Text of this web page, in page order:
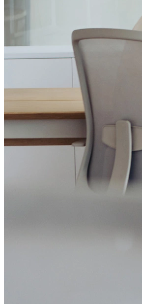
Institucional
Código Corporativo de
Compromisso com o Meio Ambiente
Governança Corporativa
Política de Prevenção à Lavagem de Dinheiro
Política de Segurança da Informação
Relatório de Transparência Salarial
Regulamento do Arranjo PAT
Soluções
Alelo Tudo Alelo Pod Gestão de VT
CNPJ 04.740.876/0001-25 | Alameda Xingu,